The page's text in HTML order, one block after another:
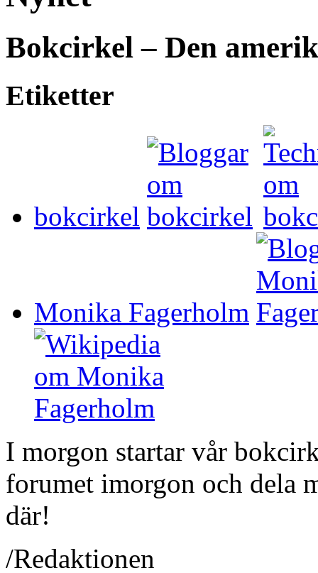
Bokcirkel – Den
Etiketter
bokcirkel
Monika Fagerholm
I morgon startar vår
forumet imorgon och dela
där!
/Redaktionen